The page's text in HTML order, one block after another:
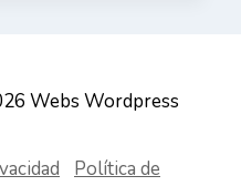
Webs Wordpress
Política de